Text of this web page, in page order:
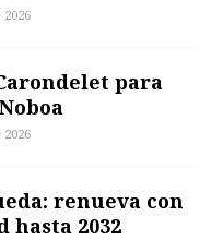
2026
para
2026
renueva con
hasta 2032